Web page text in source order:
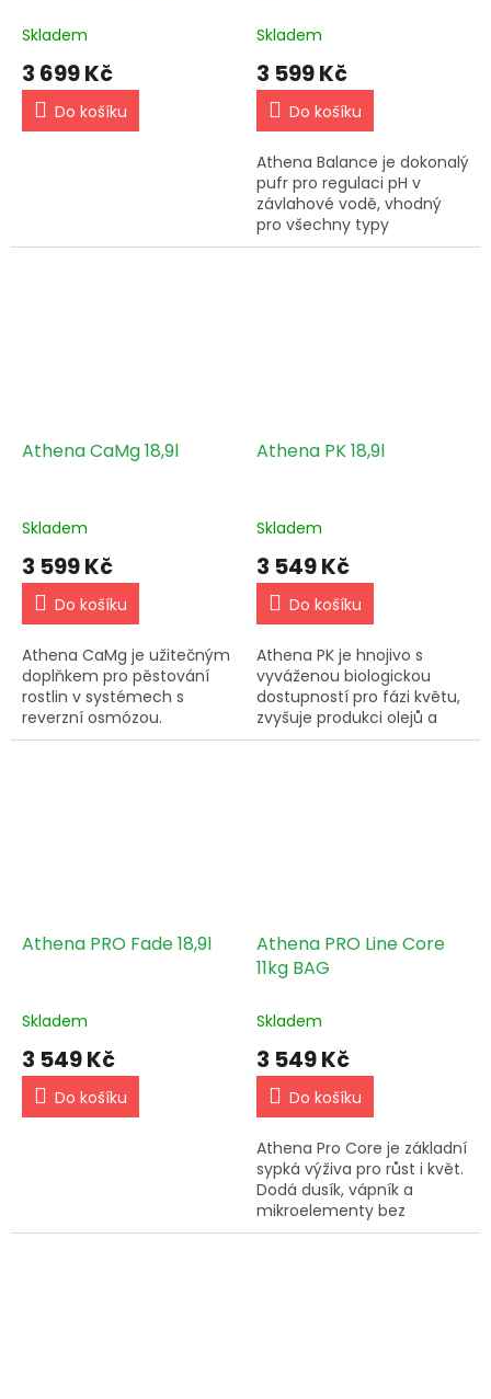
Skladem
3 699 Kč
Do košíku
Skladem
3 599 Kč
Do košíku
Athena Balance je dokonalý
pufr pro regulaci pH v
závlahové vodě, vhodný
pro všechny typy
zálivkových systémů.
Athena CaMg 18,9l
Skladem
3 599 Kč
Do košíku
Athena CaMg je užitečným
doplňkem pro pěstování
rostlin v systémech s
reverzní osmózou.
Doporučuje se pro
Athena PK 18,9l
Skladem
3 549 Kč
Do košíku
Athena PK je hnojivo s
vyváženou biologickou
dostupností pro fázi květu,
zvyšuje produkci olejů a
terpenů. Dávkujte 3-10 ml
Athena PRO Fade 18,9l
Skladem
3 549 Kč
Do košíku
Athena PRO Line Core
11kg BAG
Skladem
3 549 Kč
Do košíku
Athena Pro Core je základní
sypká výživa pro růst i květ.
Dodá dusík, vápník a
mikroelementy bez
usazenin a bez zbytečného